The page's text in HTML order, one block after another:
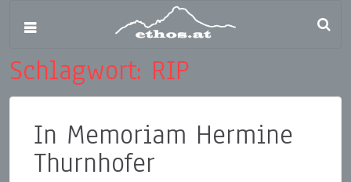
Schlagwort: RIP
In Memoriam Hermine
Thurnhofer